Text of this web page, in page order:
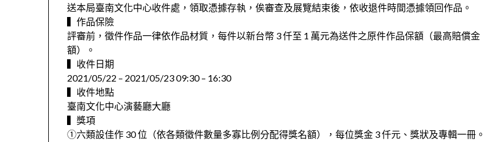
送本局臺南文化中心收件處，領取憑據存執，俟審查及展覽結束後，依收退件時間憑據領回作品。
▍作品保險
評審前，徵件作品一律依作品材質，每件以新台幣 3 仟至 1 萬元為送件之原件作品保額（最高賠償金
額）。
▍收件日期
2021/05/22 – 2021/05/23 09:30 – 16:30
▍收件地點
臺南文化中心演藝廳大廳
▍獎項
①六類設佳作 30 位（依各類徵件數量多寡比例分配得獎名額），每位獎金 3 仟元、獎狀及專輯一冊。